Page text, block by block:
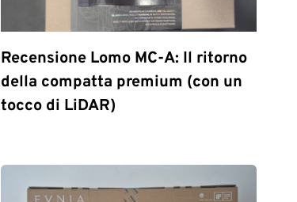
Recensione Lomo MC-A: Il ritorno
della compatta premium (con un
tocco di LiDAR)